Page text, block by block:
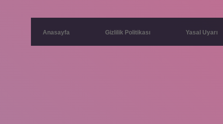
Anasayfa Gizlilik Politikası Yasal Uyarı